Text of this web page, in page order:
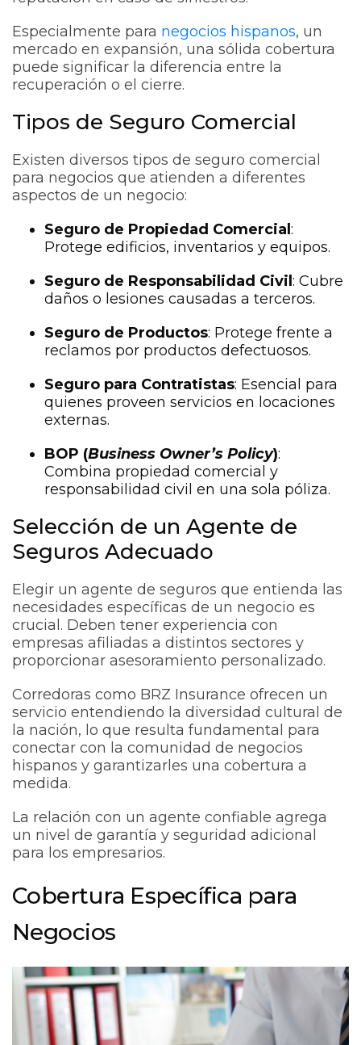
Especialmente para negocios hispanos, un
mercado en expansión, una sólida cobertura
puede significar la diferencia entre la
recuperación o el cierre.
Tipos de Seguro Comercial
Existen diversos tipos de seguro comercial
para negocios que atienden a diferentes
aspectos de un negocio:
Seguro de Propiedad Comercial:
Protege edificios, inventarios y equipos.
Seguro de Responsabilidad Civil: Cubre
daños o lesiones causadas a terceros.
Seguro de Productos: Protege frente a
reclamos por productos defectuosos.
Seguro para Contratistas: Esencial para
quienes proveen servicios en locaciones
externas.
BOP (Business Owner’s Policy):
Combina propiedad comercial y
responsabilidad civil en una sola póliza.
Selección de un Agente de
Seguros Adecuado
Elegir un agente de seguros que entienda las
necesidades específicas de un negocio es
crucial. Deben tener experiencia con
empresas afiliadas a distintos sectores y
proporcionar asesoramiento personalizado.
Corredoras como BRZ Insurance ofrecen un
servicio entendiendo la diversidad cultural de
la nación, lo que resulta fundamental para
conectar con la comunidad de negocios
hispanos y garantizarles una cobertura a
medida.
La relación con un agente confiable agrega
un nivel de garantía y seguridad adicional
para los empresarios.
Cobertura Específica para
Negocios